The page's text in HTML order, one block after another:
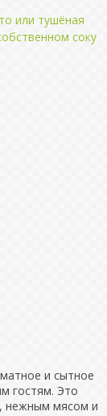
или тушёная
соку
и сытное
гостям. Это
нежным мясом и